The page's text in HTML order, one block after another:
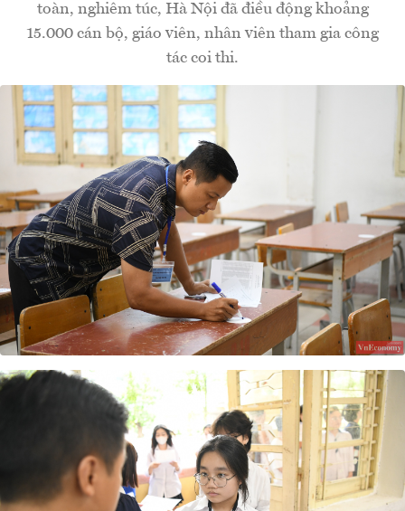
toàn, nghiêm túc, Hà Nội đã điều động khoảng
15.000 cán bộ, giáo viên, nhân viên tham gia công
tác coi thi.